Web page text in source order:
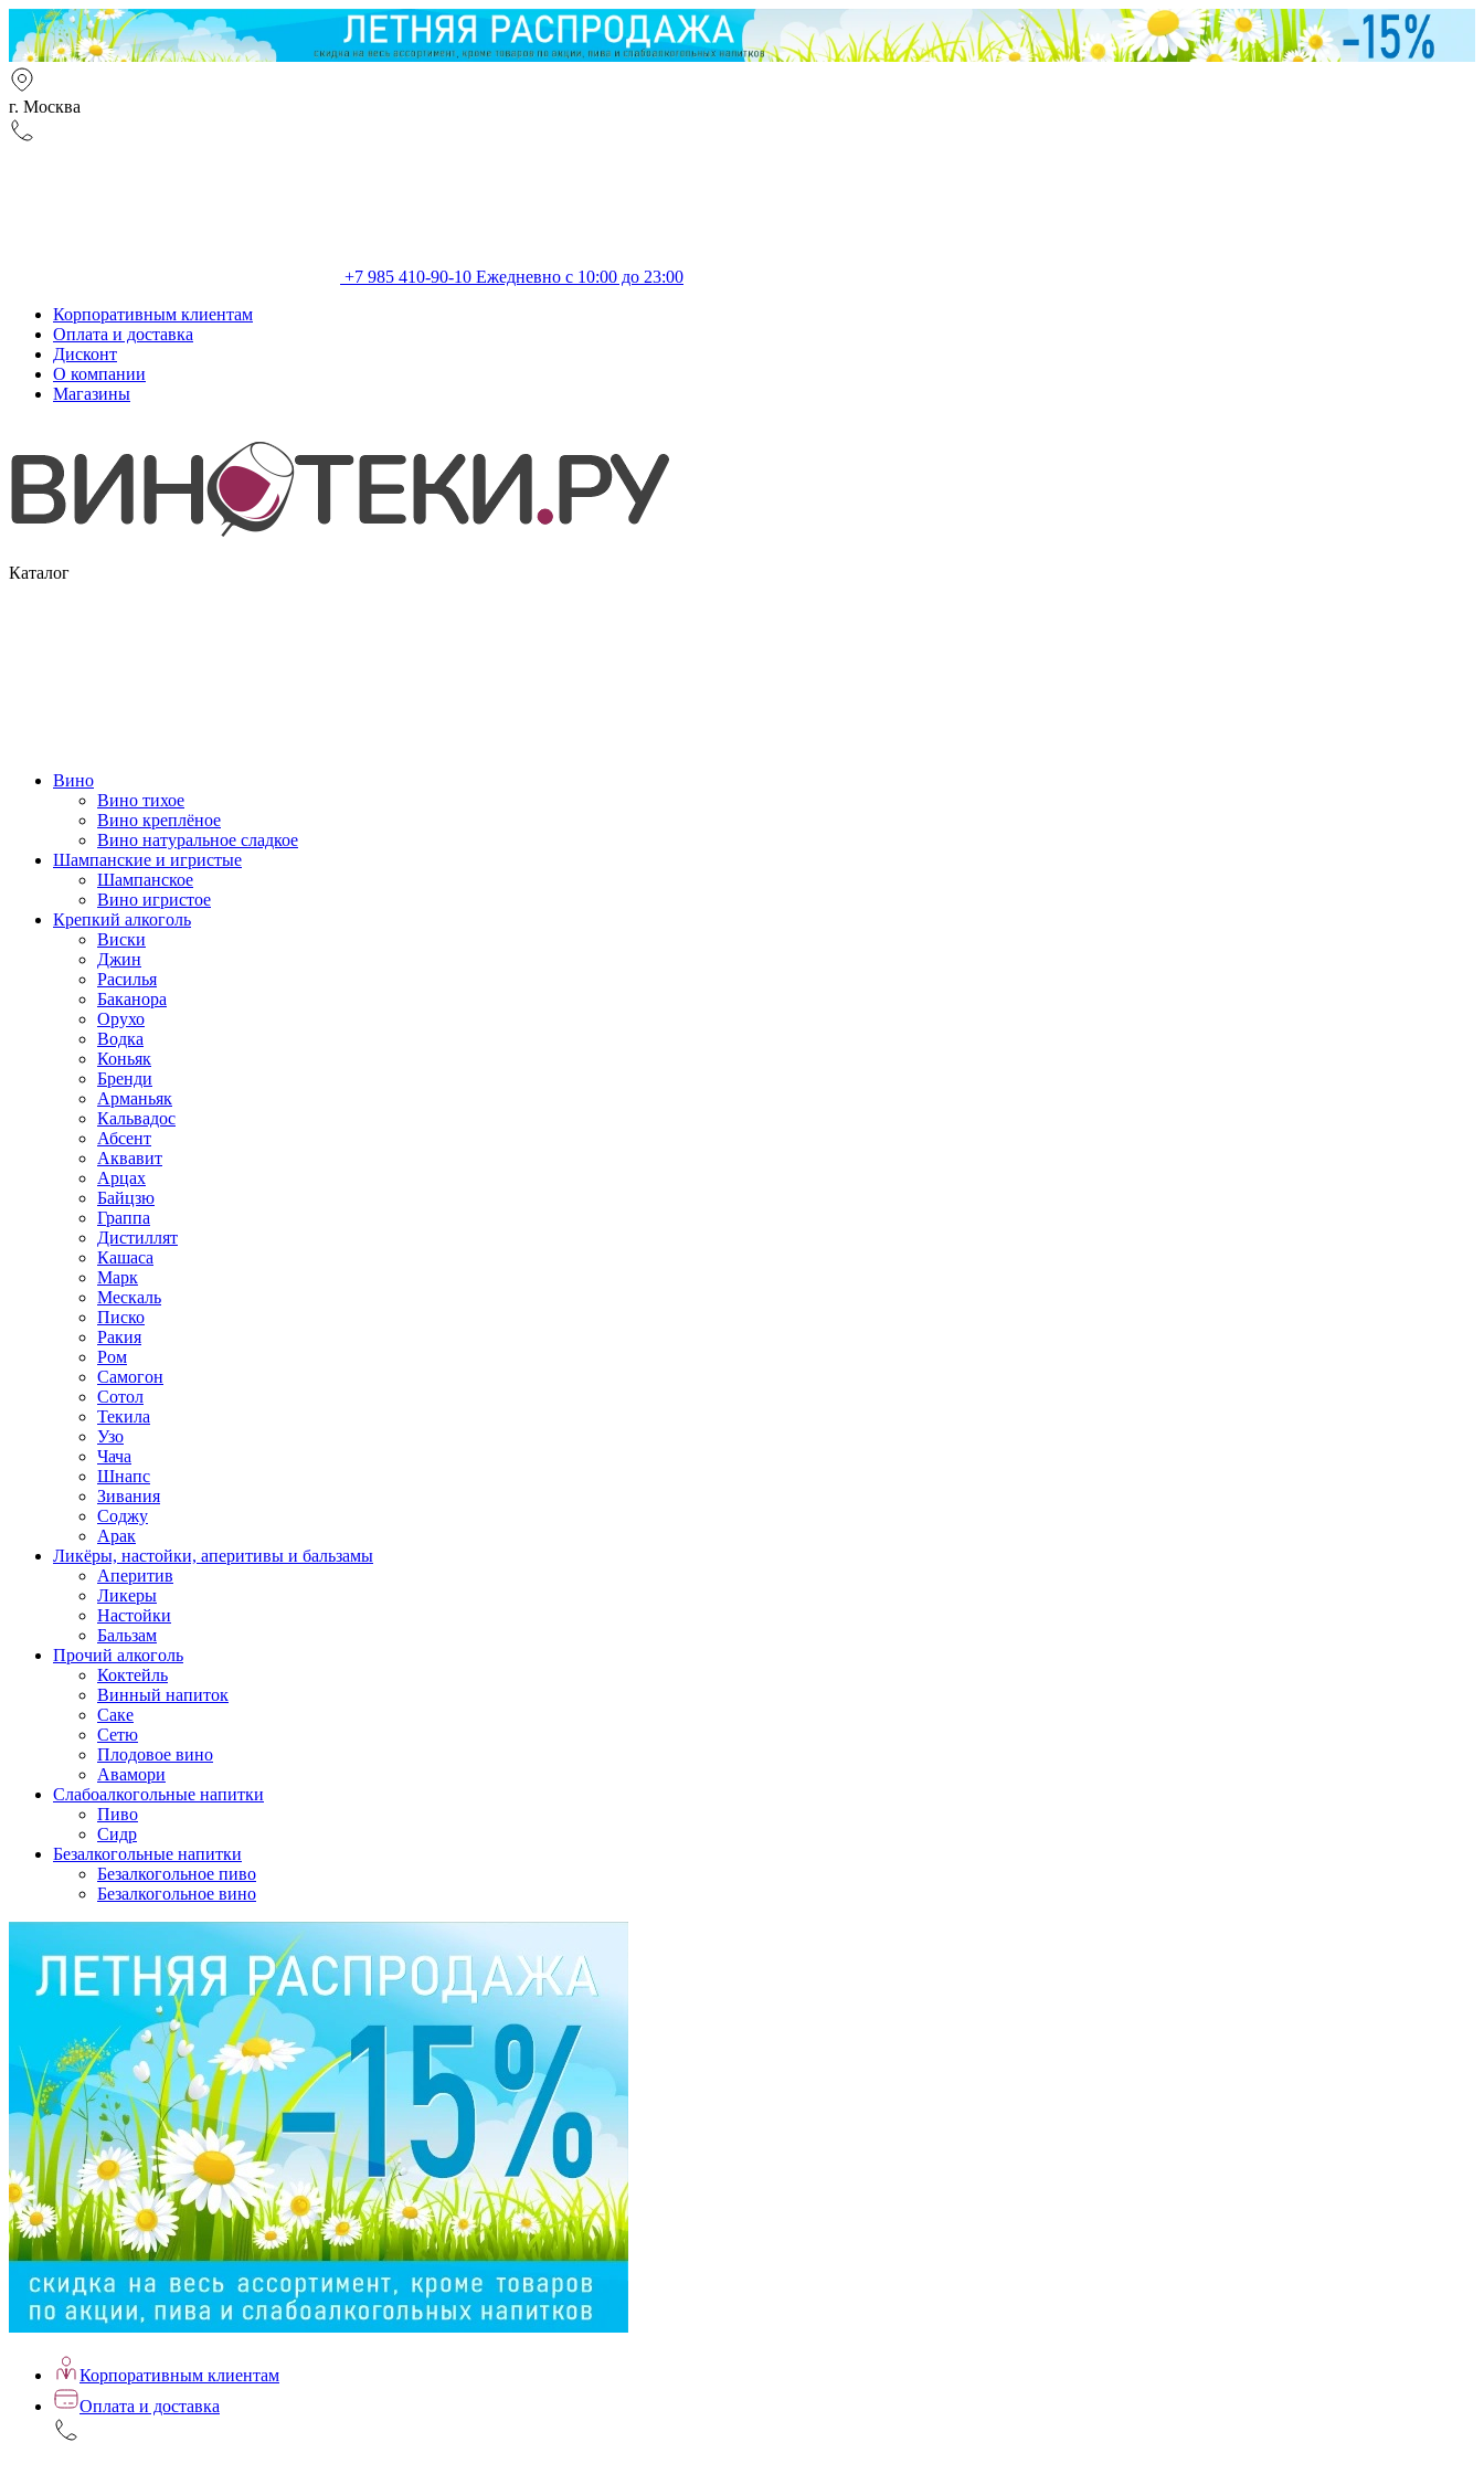
г. Москва
+7 985 410-90-10 Ежедневно с 10:00 до 23:00
Корпоративным клиентам
Оплата и доставка
Дисконт
О компании
Магазины
Каталог
Вино
Вино тихое
Вино креплёное
Вино натуральное сладкое
Шампанские и игристые
Шампанское
Вино игристое
Крепкий алкоголь
Виски
Джин
Расилья
Баканора
Орухо
Водка
Коньяк
Бренди
Арманьяк
Кальвадос
Абсент
Аквавит
Арцах
Байцзю
Граппа
Дистиллят
Кашаса
Марк
Мескаль
Писко
Ракия
Ром
Самогон
Сотол
Текила
Узо
Чача
Шнапс
Зивания
Соджу
Арак
Ликёры, настойки, аперитивы и бальзамы
Аперитив
Ликеры
Настойки
Бальзам
Прочий алкоголь
Коктейль
Винный напиток
Саке
Сетю
Плодовое вино
Авамори
Слабоалкогольные напитки
Пиво
Сидр
Безалкогольные напитки
Безалкогольное пиво
Безалкогольное вино
Корпоративным клиентам
Оплата и доставка